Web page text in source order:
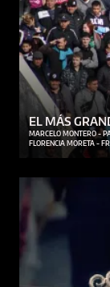
EL MÁS
MARCELO MONTERO -
FLORENCIA MORETA -